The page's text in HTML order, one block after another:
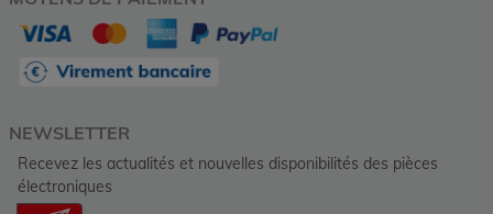
NEWSLETTER
Recevez les actualités et nouvelles disponibilités des pièces
électroniques